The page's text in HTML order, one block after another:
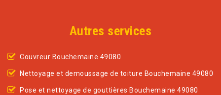
Autres services
Couvreur Bouchemaine 49080
Nettoyage et demoussage de toiture Bouchemaine 49080
Pose et nettoyage de gouttières Bouchemaine 49080